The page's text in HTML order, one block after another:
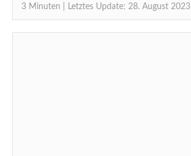
3 Minuten | Letztes Update: 28. August 2023